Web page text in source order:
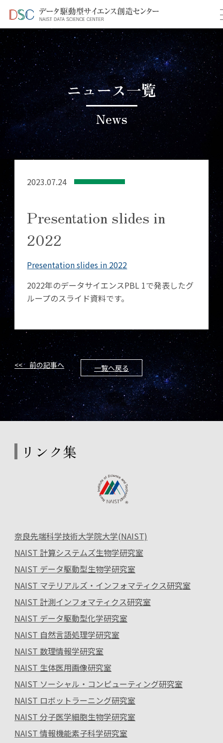
TOP ＞ Presentation slides in 2022
ニュース一覧
News
2023.07.24
Presentation slides in
2022
Presentation slides in 2022
2022年のデータサイエンスPBL 1で発表したグ
ループのスライド資料です。
<< 前の記事へ 一覧へ戻る
リンク集
奈良先端科学技術大学院大学(NAIST)
NAIST 計算システムズ生物学研究室
NAIST データ駆動型生物学研究室
NAIST マテリアルズ・インフォマティクス研究室
NAIST 計測インフォマティクス研究室
NAIST データ駆動型化学研究室
NAIST 自然言語処理学研究室
NAIST 数理情報学研究室
NAIST 生体医用画像研究室
NAIST ソーシャル・コンピューティング研究室
NAIST ロボットラーニング研究室
NAIST 分子医学細胞生物学研究室
NAIST 情報機能素子科学研究室